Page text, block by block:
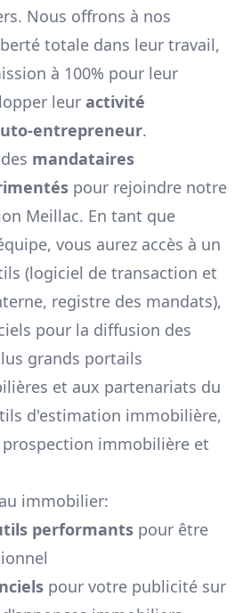
Nous offrons à nos
totale dans leur travail,
à 100% pour leur
leur activité
entrepreneur.
mandataires
pour rejoindre notre
Meillac. En tant que
vous aurez accès à un
(logiciel de transaction et
registre des mandats),
pour la diffusion des
grands portails
et aux partenariats du
d'estimation immobilière,
immobilière et
immobilier:
performants pour être
pour votre publicité sur